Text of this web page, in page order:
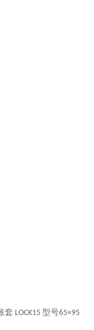
LOCK15 型号65×95